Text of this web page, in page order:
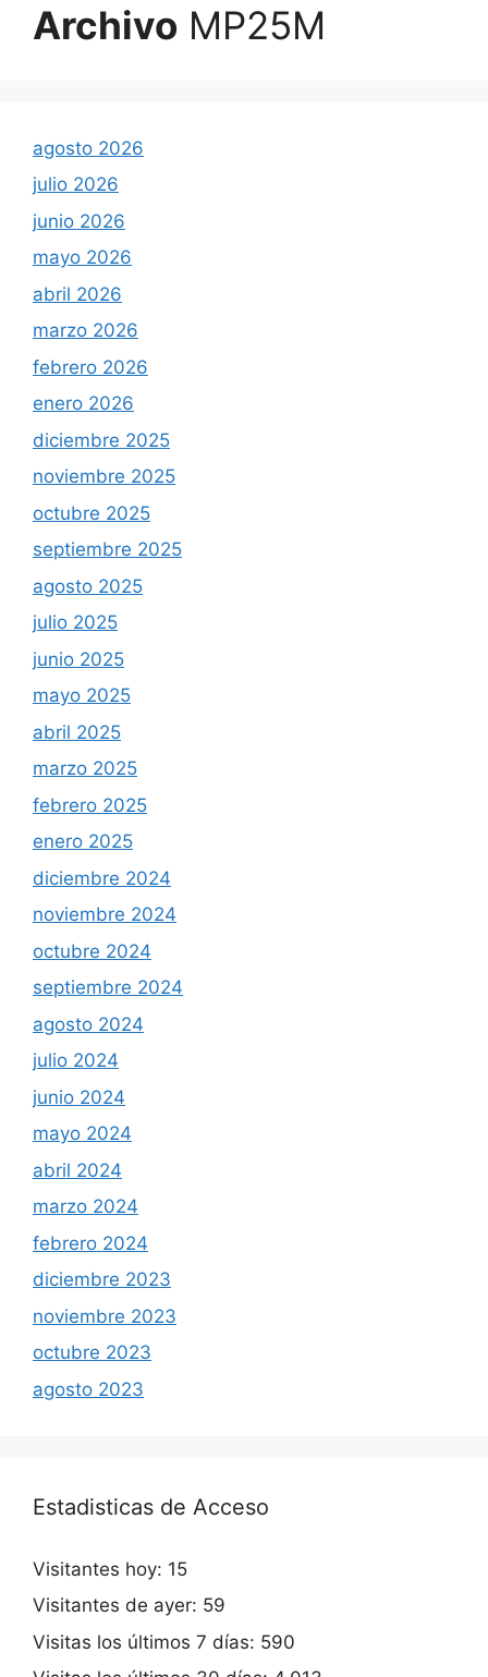
Archivo MP25M
agosto 2026
julio 2026
junio 2026
mayo 2026
abril 2026
marzo 2026
febrero 2026
enero 2026
diciembre 2025
noviembre 2025
octubre 2025
septiembre 2025
agosto 2025
julio 2025
junio 2025
mayo 2025
abril 2025
marzo 2025
febrero 2025
enero 2025
diciembre 2024
noviembre 2024
octubre 2024
septiembre 2024
agosto 2024
julio 2024
junio 2024
mayo 2024
abril 2024
marzo 2024
febrero 2024
diciembre 2023
noviembre 2023
octubre 2023
agosto 2023
Estadisticas de Acceso
Visitantes hoy: 15
Visitantes de ayer: 59
Visitas los últimos 7 días: 590